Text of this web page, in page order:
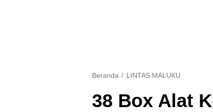
Beranda LINTAS MALUKU
38 Box Alat